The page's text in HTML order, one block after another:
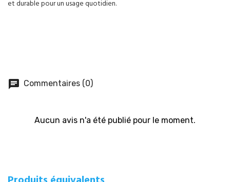
et durable pour un usage quotidien.
chat Commentaires (0)
Aucun avis n'a été publié pour le moment.